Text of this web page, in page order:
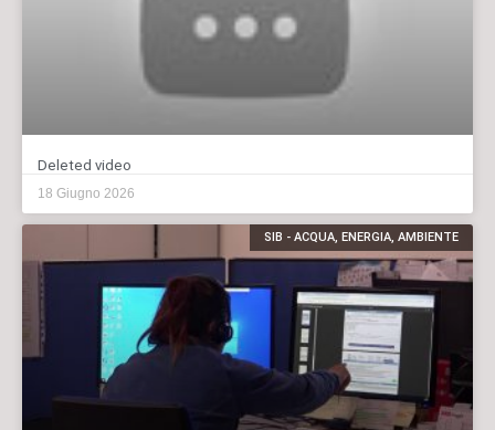
Deleted video
18 Giugno 2026
SIB - ACQUA, ENERGIA, AMBIENTE